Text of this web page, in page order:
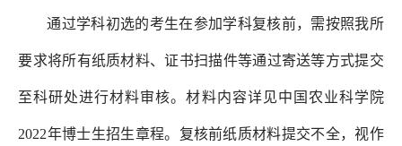
通过学科初选的考生在参加学科复核前，需按照我所
要求将所有纸质材料、证书扫描件等通过寄送等方式提交
至科研处进行材料审核。材料内容详见中国农业科学院
2022年博士生招生章程。复核前纸质材料提交不全，视作